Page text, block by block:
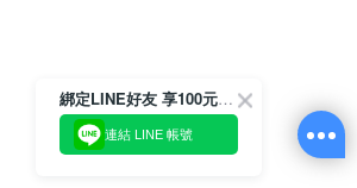
綁定LINE好友 享100元折價券
連結 LINE 帳號